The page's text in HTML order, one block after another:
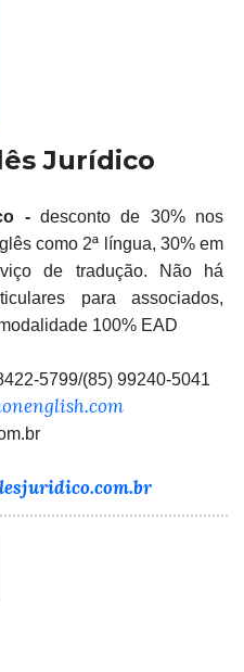
Jurídico
- desconto de 30% nos
como 2ª língua, 30% em
de tradução. Não há
para associados,
100% EAD
5799/(85) 99240-5041